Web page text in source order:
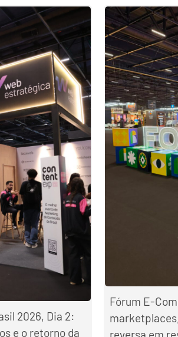
2026, Dia 2:
e o retorno da
Fórum E-